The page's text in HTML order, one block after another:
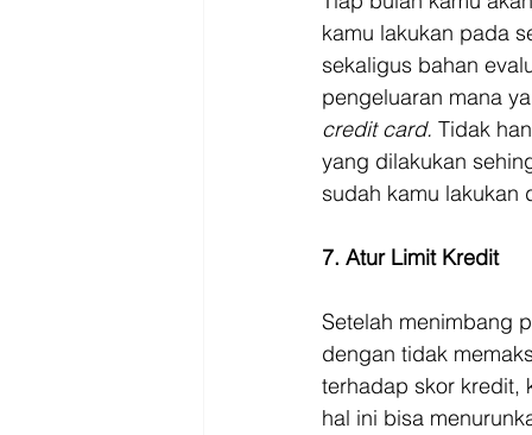
kamu lakukan pada
sekaligus bahan
pengeluaran mana
credit card. Tidak
yang dilakukan
sudah kamu lakukan
7. Atur Limit Kredit
Setelah menimbang
dengan tidak
terhadap skor kredit,
hal ini bisa